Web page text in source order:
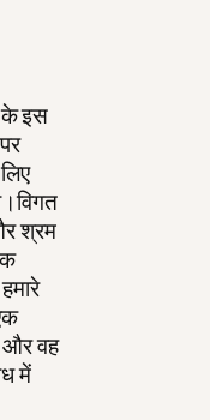
के इस
श्रम
और वह
में